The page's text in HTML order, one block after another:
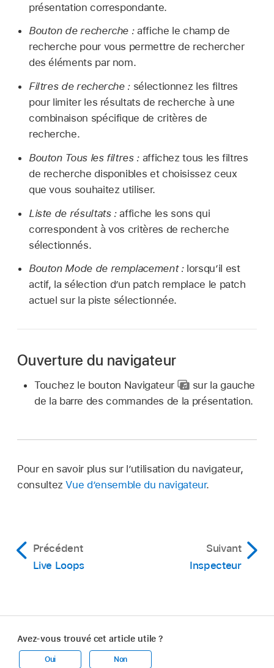
présentation correspondante.
Bouton de recherche :affiche le champ de
recherche pour vous permettre de rechercher
des éléments par nom.
Filtres de recherche : sélectionnez les filtres
pour limiter les résultats de recherche à une
combinaison spécifique de critères de
recherche.
Bouton Tous les filtres :affichez tous les filtres
de recherche disponibles et choisissez ceux
que vous souhaitez utiliser.
Liste de résultats :affiche les sons qui
correspondent à vos critères de recherche
sélectionnés.
Bouton Mode de remplacement :lorsqu’il est
actif, la sélection d’un patch remplace le patch
actuel sur la piste sélectionnée.
Ouverture du navigateur
Touchez le bouton Navigateur
sur la gauche
de la barre des commandes de la présentation.
Pour en savoir plus sur l’utilisation du navigateur,
consultezVue d’ensemble du navigateur.
Précédent
Live Loops
Suivant
Inspecteur
Avez-vous trouvé cet article utile ?
Oui Non